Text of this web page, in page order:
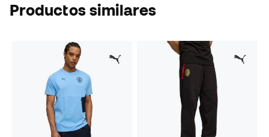
Productos similares